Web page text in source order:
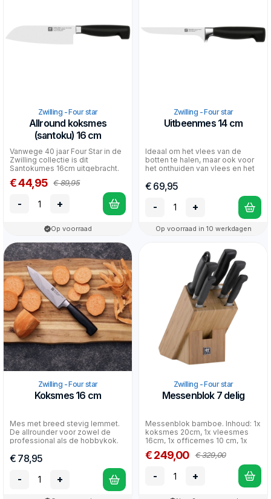
Zwilling - Four star
Allround koksmes
(santoku) 16 cm
Vanwege 40 jaar Four Star in de
Zwilling collectie is dit
Santokumes 16cm uitgebracht.
€ 44,95 € 89,95
- +
Op voorraad
Zwilling - Four star
Uitbeenmes 14 cm
Ideaal om het vlees van de
botten te halen, maar ook voor
het onthuiden van vlees en het
€ 69,95
-
+
Op voorraad in 10 werkdagen
Zwilling - Four star
Koksmes 16 cm
Mes met breed stevig lemmet.
De allrounder voor zowel de
professional als de hobbykok.
€ 78,95
-
+
Zwilling - Four star
Messenblok 7 delig
Messenblok bamboe. Inhoud: 1x
koksmes 20cm, 1x vleesmes
16cm, 1x officemes 10 cm, 1x
€ 249,00 € 329,00
- +